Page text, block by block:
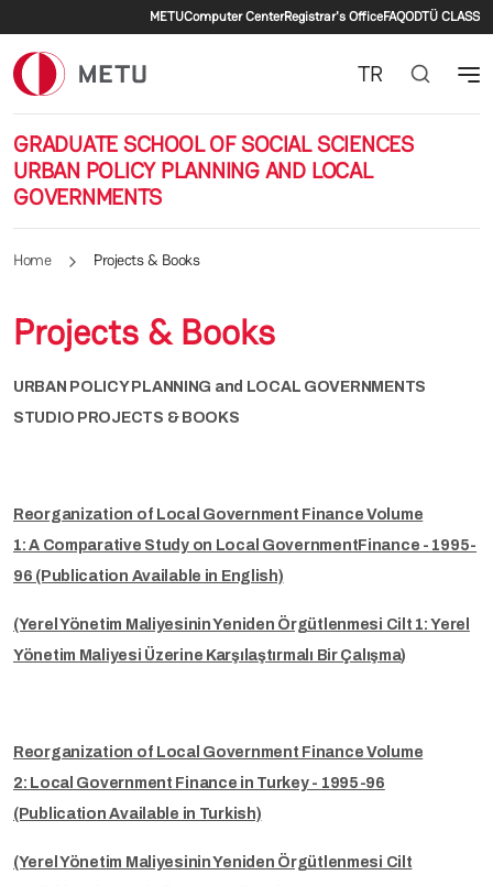
Secondary menu
METUComputer CenterRegistrar's OfficeFAQODTÜ CLASS
GRADUATE SCHOOL OF SOCIAL SCIENCES
URBAN POLICY PLANNING AND LOCAL
GOVERNMENTS
TR
Home Projects & Books
Projects & Books
URBAN POLICY PLANNING and LOCAL GOVERNMENTS
STUDIO PROJECTS & BOOKS
Reorganization of Local Government Finance Volume
1: A Comparative Study on Local GovernmentFinance - 1995-
96 (Publication Available in English)
(Yerel Yönetim Maliyesinin Yeniden Örgütlenmesi Cilt 1: Yerel
Yönetim Maliyesi Üzerine Karşılaştırmalı Bir Çalışma)
Reorganization of Local Government Finance Volume
2: Local Government Finance in Turkey - 1995-96
(Publication Available in Turkish)
(Yerel Yönetim Maliyesinin Yeniden Örgütlenmesi Cilt